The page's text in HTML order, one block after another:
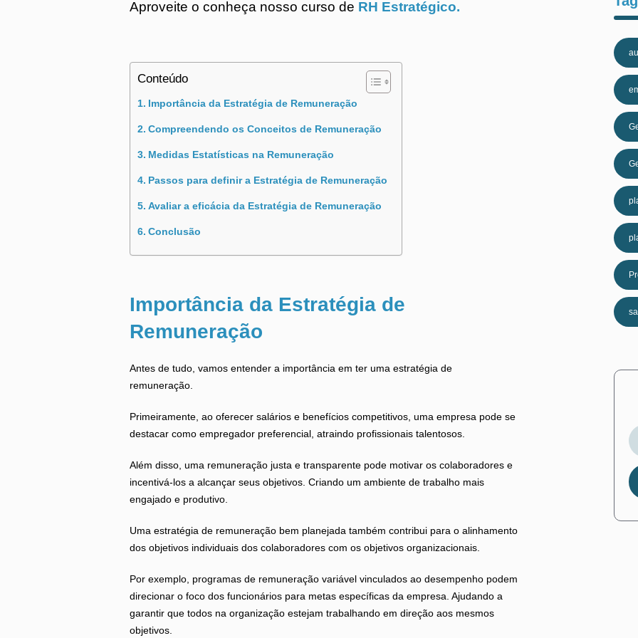
Aproveite o conheça nosso curso de RH Estratégico.
Conteúdo
Importância da Estratégia de Remuneração
Compreendendo os Conceitos de Remuneração
Medidas Estatísticas na Remuneração
Passos para definir a Estratégia de Remuneração
Avaliar a eficácia da Estratégia de Remuneração
Conclusão
Importância da Estratégia de
Remuneração
Antes de tudo, vamos entender a importância em ter uma estratégia de
remuneração.
Primeiramente, ao oferecer salários e benefícios competitivos, uma empresa pode se
destacar como empregador preferencial, atraindo profissionais talentosos.
Além disso, uma remuneração justa e transparente pode motivar os colaboradores e
incentivá-los a alcançar seus objetivos. Criando um ambiente de trabalho mais
engajado e produtivo.
Uma estratégia de remuneração bem planejada também contribui para o alinhamento
dos objetivos individuais dos colaboradores com os objetivos organizacionais.
Por exemplo, programas de remuneração variável vinculados ao desempenho podem
direcionar o foco dos funcionários para metas específicas da empresa. Ajudando a
garantir que todos na organização estejam trabalhando em direção aos mesmos
objetivos.